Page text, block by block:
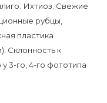
Ихтиоз. Свежие
рубцы,
пластика
Склонность к
3-го, 4-го фототипа